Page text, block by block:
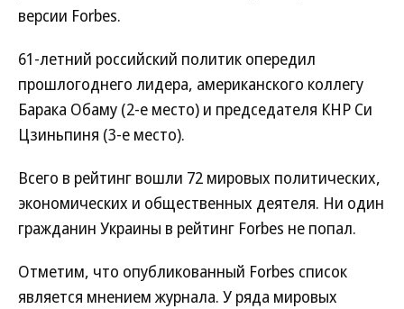
версии Forbes.
61-летний российский политик опередил
прошлогоднего лидера, американского коллегу
Барака Обаму (2-е место) и председателя КНР Си
Цзиньпиня (3-е место).
Всего в рейтинг вошли 72 мировых политических,
экономических и общественных деятеля. Ни один
гражданин Украины в рейтинг Forbes не попал.
Отметим, что опубликованный Forbes список
является мнением журнала. У ряда мировых